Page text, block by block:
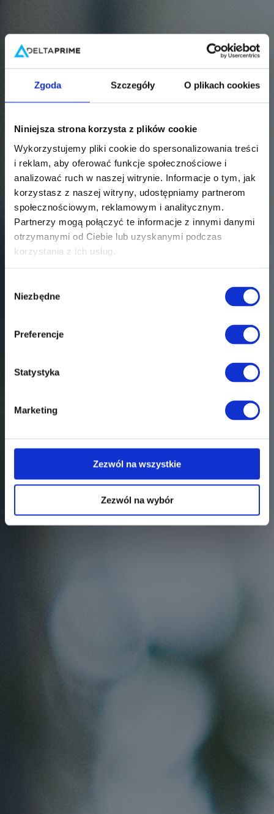
Zgoda Szczegóły O plikach cookies
Niniejsza strona korzysta z plików cookie
Wykorzystujemy pliki cookie do spersonalizowania treści
i reklam, aby oferować funkcje społecznościowe i
analizować ruch w naszej witrynie. Informacje o tym, jak
korzystasz z naszej witryny, udostępniamy partnerom
społecznościowym, reklamowym i analitycznym.
Partnerzy mogą połączyć te informacje z innymi danymi
otrzymanymi od Ciebie lub uzyskanymi podczas
korzystania z ich usług.
zgody
Niezbędne
Preferencje
Statystyka
Marketing
Zezwól na wszystkie
Zezwól na wybór